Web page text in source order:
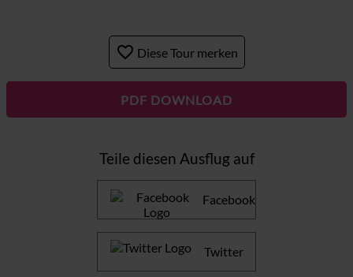
favorite_border Diese Tour merken
PDF DOWNLOAD
Teile diesen Ausflug auf
Facebook
Twitter